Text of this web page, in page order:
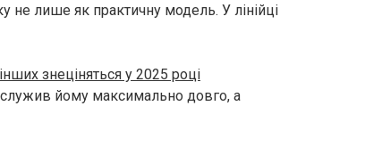
не лише як практичну модель. У лінійці
знеціняться у 2025 році
йому максимально довго, а